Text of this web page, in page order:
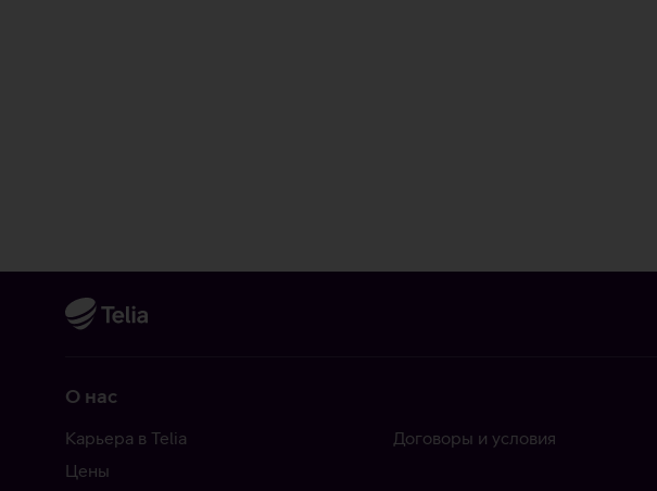
О нас
Карьера в Telia
Цены
Договоры и условия